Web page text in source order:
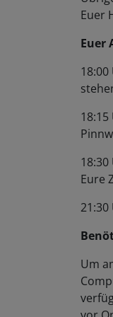
Euer
Euer
Eure
Um
vor